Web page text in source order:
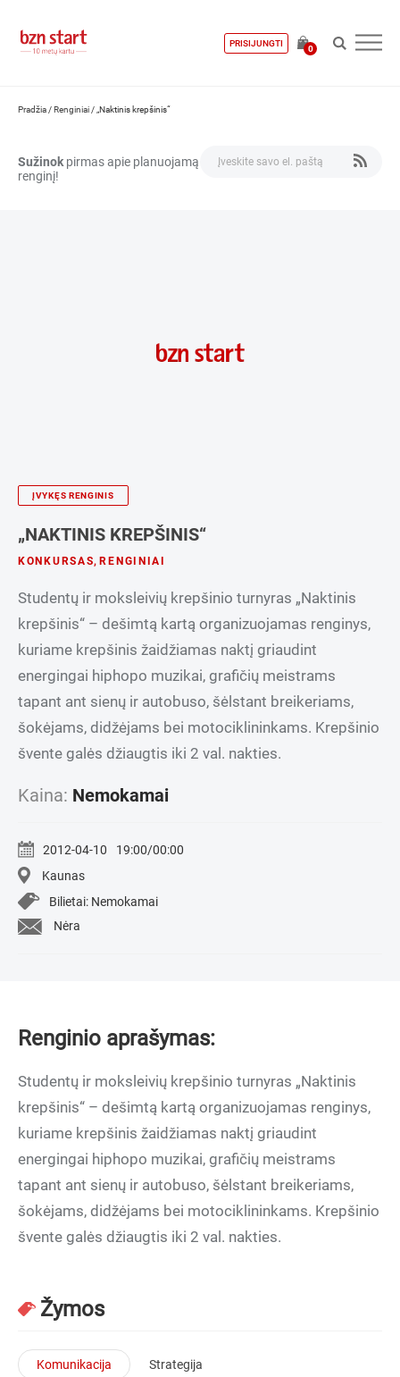
PRISIJUNGTI
0
Pradžia /Renginiai / „Naktinis krepšinis“
Sužinok pirmas apie planuojamą
renginį!
ĮVYKĘS RENGINIS
„NAKTINIS KREPŠINIS“
KONKURSAS, RENGINIAI
Studentų ir moksleivių krepšinio turnyras „Naktinis
krepšinis“ – dešimtą kartą organizuojamas renginys,
kuriame krepšinis žaidžiamas naktį griaudint
energingai hiphopo muzikai, grafičių meistrams
tapant ant sienų ir autobuso, šėlstant breikeriams,
šokėjams, didžėjams bei motociklininkams. Krepšinio
švente galės džiaugtis iki 2 val. nakties.
Kaina: Nemokamai
2012-04-10
19:00/00:00
Kaunas
Bilietai: Nemokamai
Nėra
Renginio aprašymas:
Studentų ir moksleivių krepšinio turnyras „Naktinis
krepšinis“ – dešimtą kartą organizuojamas renginys,
kuriame krepšinis žaidžiamas naktį griaudint
energingai hiphopo muzikai, grafičių meistrams
tapant ant sienų ir autobuso, šėlstant breikeriams,
šokėjams, didžėjams bei motociklininkams. Krepšinio
švente galės džiaugtis iki 2 val. nakties.
Žymos
Komunikacija Strategija